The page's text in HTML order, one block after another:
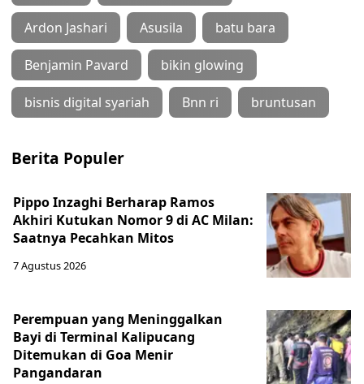
Ardon Jashari Asusila batu bara
Benjamin Pavard bikin glowing
bisnis digital syariah Bnn ri bruntusan
Berita Populer
Pippo Inzaghi Berharap Ramos
Akhiri Kutukan Nomor 9 di AC Milan:
Saatnya Pecahkan Mitos
7 Agustus 2026
Perempuan yang Meninggalkan
Bayi di Terminal Kalipucang
Ditemukan di Goa Menir
Pangandaran